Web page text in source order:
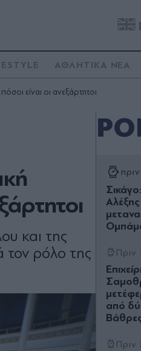
ΑΘΛΗΤΙΚΑ ΝΕΑ
είναι οι ανεξάρτητοι
και της
ρόλο της
Αλέξης
Πριν
από
Πριν